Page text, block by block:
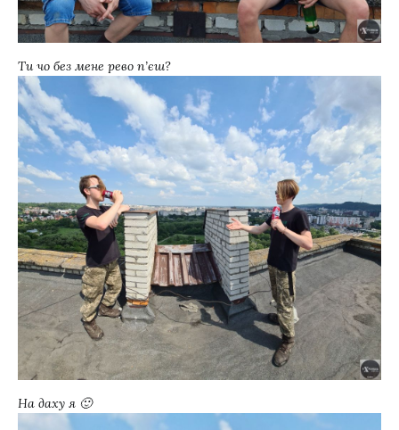
Ти чо без мене рево п’єш?
На даху я 🙂